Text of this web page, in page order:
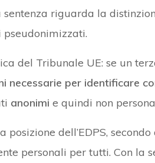
sentenza riguarda la
del Tribunale UE: se un
necessarie per identificare
anonimi e quindi non
posizione dell’EDPS,
personali per tutti. Con la